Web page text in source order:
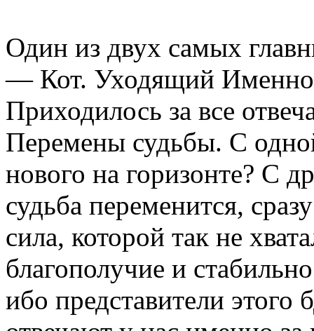
Один из двух самых
— Кот. Уходящий
Приходилось за все
Перемены судьбы. С
нового на горизонте? С
судьба переменится,
сила, которой так не
благополучие и
ибо представители этого